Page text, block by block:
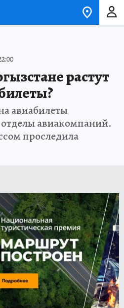
растут
авиабилеты
авиакомпаний.
проследила